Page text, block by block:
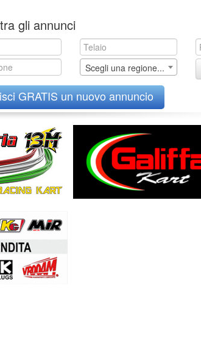
gli annunci
Scegli una regione...
GRATIS un nuovo annuncio